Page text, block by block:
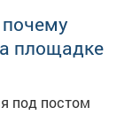
нашу Родину.
физкультурно-
полосу
площадке
под постом